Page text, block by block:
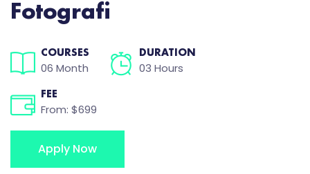
Fotografi
COURSES
06 Month
DURATION
03 Hours
FEE
From: $699
Apply Now